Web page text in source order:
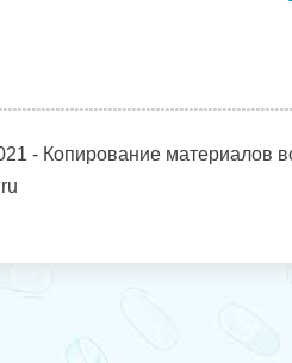
- Копирование материалов